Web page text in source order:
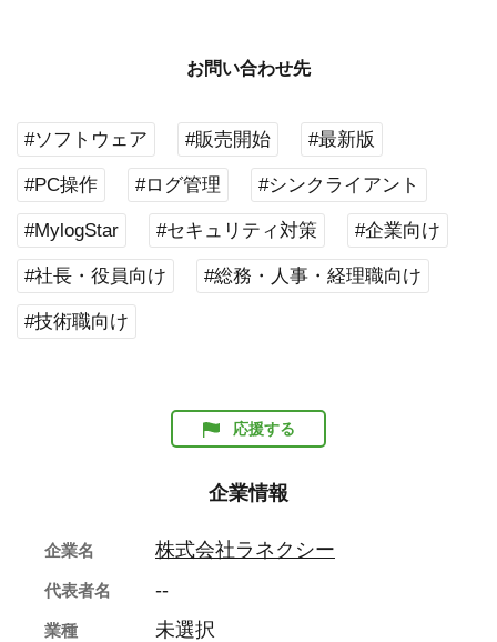
お問い合わせ先
#ソフトウェア #販売開始 #最新版
#PC操作 #ログ管理 #シンクライアント
#MylogStar #セキュリティ対策 #企業向け
#社長・役員向け #総務・人事・経理職向け
#技術職向け
応援する
企業情報
企業名 株式会社ラネクシー
代表者名 --
業種 未選択